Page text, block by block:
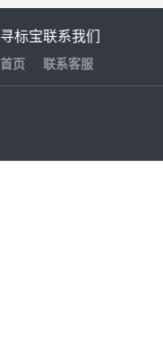
寻标宝
首页
联系我们
联系客服